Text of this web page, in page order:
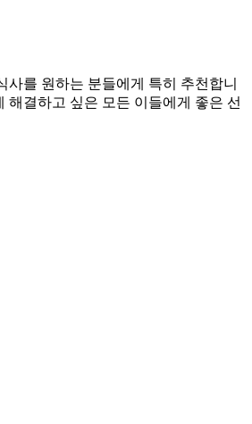
를 원하는 분들에게 특히 추천합니
결하고 싶은 모든 이들에게 좋은 선